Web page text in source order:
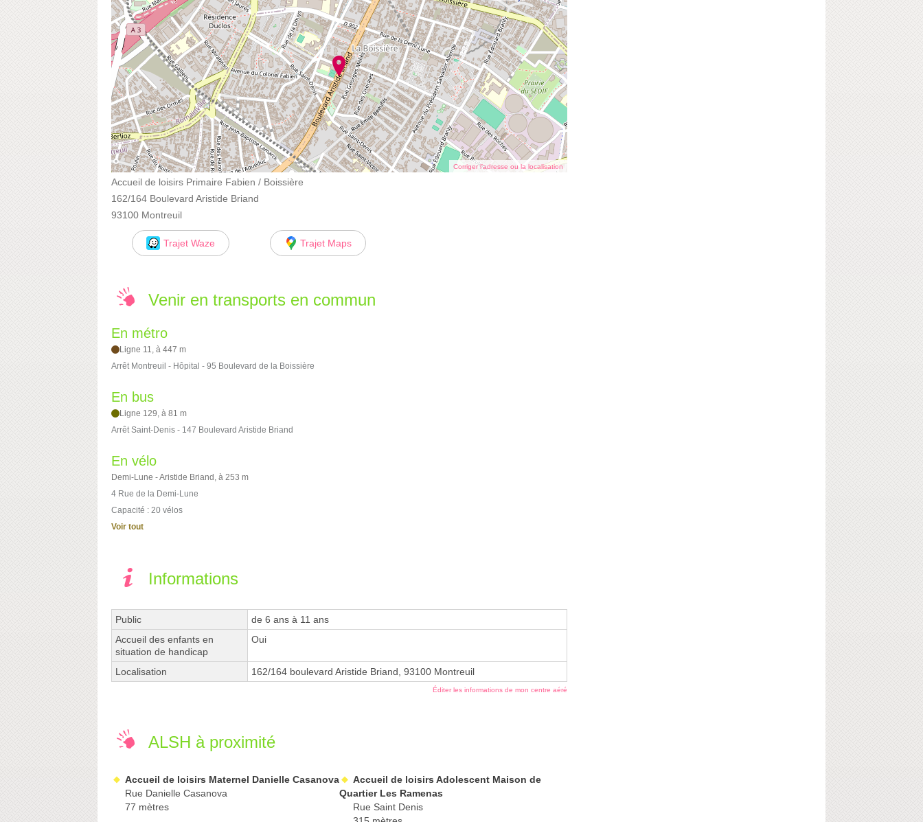
Corriger l’adresse ou la localisation
Accueil de loisirs Primaire Fabien / Boissière
162/164 Boulevard Aristide Briand
93100 Montreuil
Trajet Waze Trajet Maps
Venir en transports en commun
En métro
Ligne 11, à 447 m
Arrêt Montreuil - Hôpital - 95 Boulevard de la Boissière
En bus
Ligne 129, à 81 m
Arrêt Saint-Denis - 147 Boulevard Aristide Briand
En vélo
Demi-Lune - Aristide Briand, à 253 m
4 Rue de la Demi-Lune
Capacité : 20 vélos
Voir tout
Informations
Public
de 6 ans à 11 ans
Accueil des enfants en
situation de handicap
Oui
Localisation 162/164 boulevard Aristide Briand, 93100 Montreuil
Éditer les informations de mon centre aéré
ALSH à proximité
Accueil de loisirs Maternel Danielle Casanova
Rue Danielle Casanova
77 mètres
Accueil de loisirs Adolescent Maison de
Quartier Les Ramenas
Rue Saint Denis